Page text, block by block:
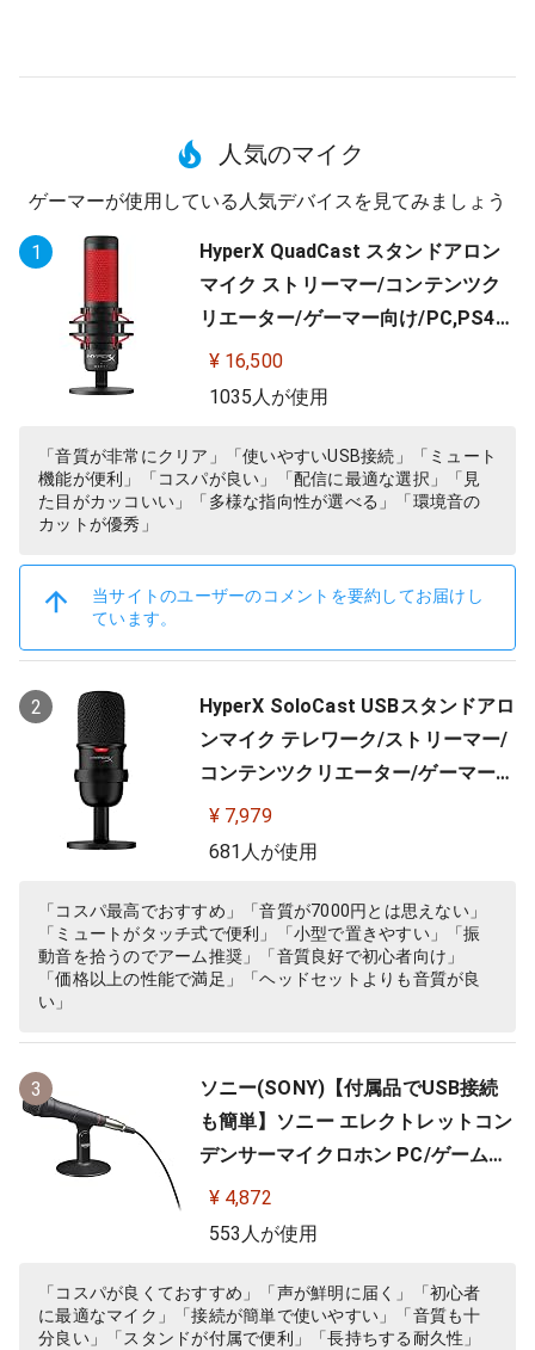
人気のマイク
ゲーマーが使用している人気デバイスを見てみましょう
1
HyperX QuadCast スタンドアロン
マイク ストリーマー/コンテンツク
リエーター/ゲーマー向け/PC,PS4使
用可能 2年保証 HX-MICQC-BK ( 4P5
P6AA )
¥ 16,500
1035人が使用
「音質が非常にクリア」「使いやすいUSB接続」「ミュート
機能が便利」「コスパが良い」「配信に最適な選択」「見
た目がカッコいい」「多様な指向性が選べる」「環境音の
カットが優秀」
当サイトのユーザーのコメントを要約してお届けし
ています。
2
HyperX SoloCast USBスタンドアロ
ンマイク テレワーク/ストリーマー/
コンテンツクリエーター/ゲーマー向
け/PC,PS4,PS5使用可能 メーカー 2
年保証 HMIS1X-XX-BK/G ( 4P5P8A
¥ 7,979
681人が使用
「コスパ最高でおすすめ」「音質が7000円とは思えない」
「ミュートがタッチ式で便利」「小型で置きやすい」「振
動音を拾うのでアーム推奨」「音質良好で初心者向け」
「価格以上の性能で満足」「ヘッドセットよりも音質が良
い」
3
ソニー(SONY)【付属品でUSB接続
も簡単】ソニー エレクトレットコン
デンサーマイクロホン PC/ゲーム用
ECM-PCV80U
¥ 4,872
553人が使用
「コスパが良くておすすめ」「声が鮮明に届く」「初心者
に最適なマイク」「接続が簡単で使いやすい」「音質も十
分良い」「スタンドが付属で便利」「長持ちする耐久性」